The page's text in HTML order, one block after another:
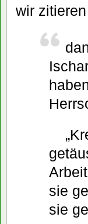
wir
sie
sie